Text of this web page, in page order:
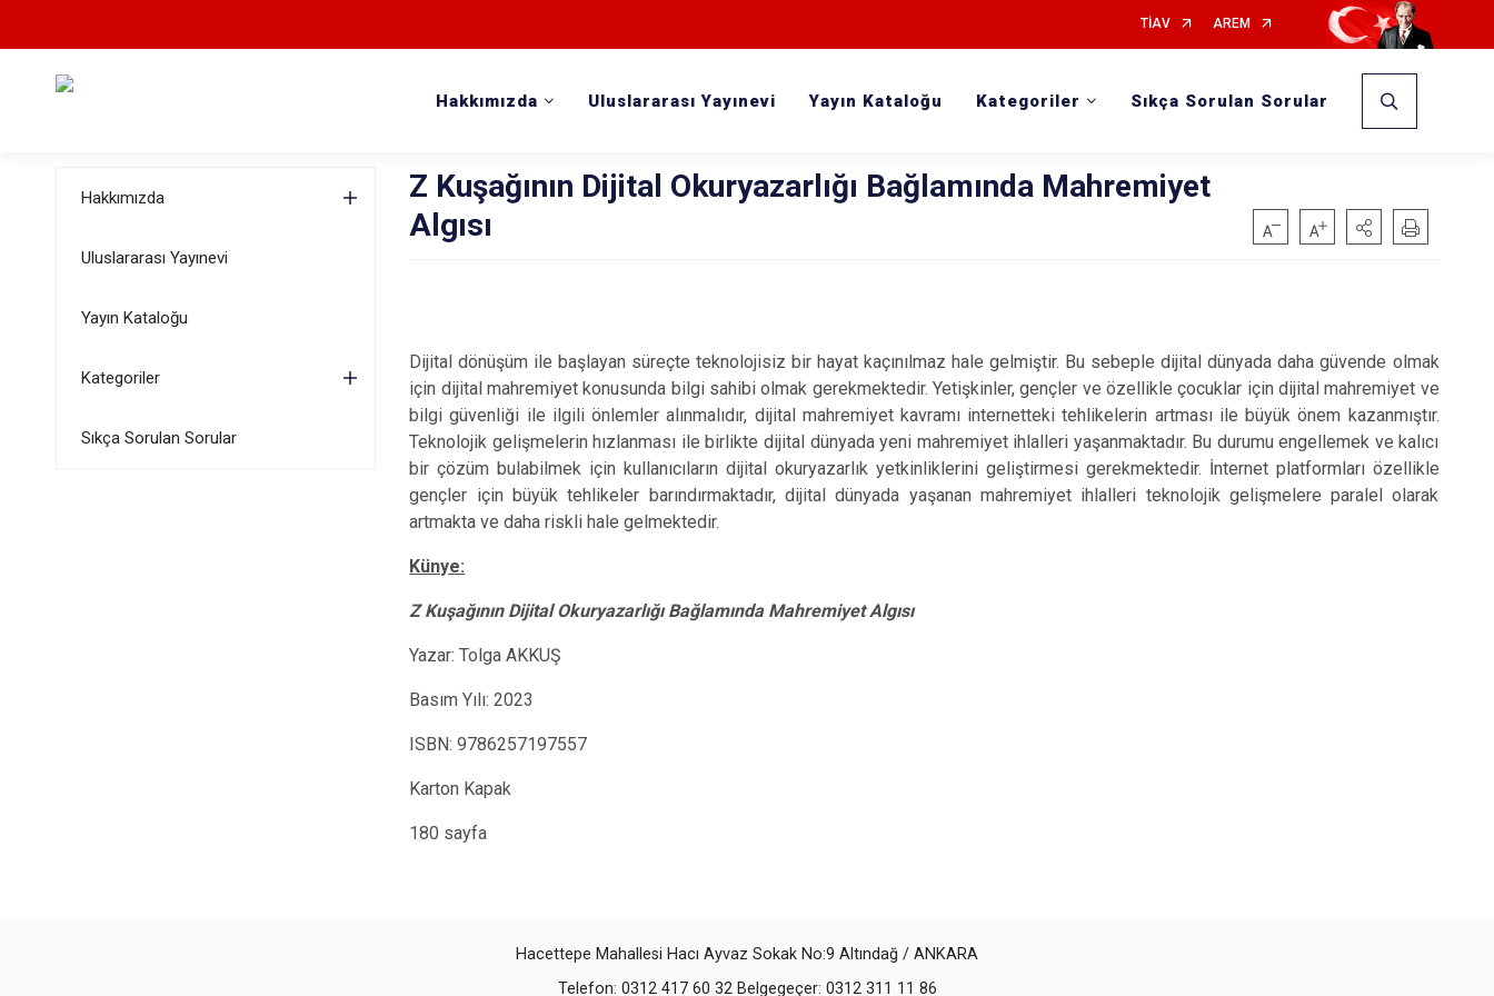
TİAV AREM
Hakkımızda Uluslararası Yayınevi Yayın Kataloğu Kategoriler Sıkça Sorulan Sorular
Hakkımızda
Uluslararası Yayınevi
Yayın Kataloğu
Kategoriler
Sıkça Sorulan Sorular
Z Kuşağının Dijital Okuryazarlığı Bağlamında Mahremiyet
Algısı
Dijital dönüşüm ile başlayan süreçte teknolojisiz bir hayat kaçınılmaz hale gelmiştir. Bu sebeple dijital dünyada daha güvende olmak
için dijital mahremiyet konusunda bilgi sahibi olmak gerekmektedir. Yetişkinler, gençler ve özellikle çocuklar için dijital mahremiyet ve
bilgi güvenliği ile ilgili önlemler alınmalıdır, dijital mahremiyet kavramı internetteki tehlikelerin artması ile büyük önem kazanmıştır.
Teknolojik gelişmelerin hızlanması ile birlikte dijital dünyada yeni mahremiyet ihlalleri yaşanmaktadır. Bu durumu engellemek ve kalıcı
bir çözüm bulabilmek için kullanıcıların dijital okuryazarlık yetkinliklerini geliştirmesi gerekmektedir. İnternet platformları özellikle
gençler için büyük tehlikeler barındırmaktadır, dijital dünyada yaşanan mahremiyet ihlalleri teknolojik gelişmelere paralel olarak
artmakta ve daha riskli hale gelmektedir.
Künye:
Z Kuşağının Dijital Okuryazarlığı Bağlamında Mahremiyet Algısı
Yazar: Tolga AKKUŞ
Basım Yılı: 2023
ISBN:9786257197557
Karton Kapak
180 sayfa
Hacettepe Mahallesi Hacı Ayvaz Sokak No:9 Altındağ / ANKARA
Telefon: 0312 417 60 32 Belgegeçer: 0312 311 11 86